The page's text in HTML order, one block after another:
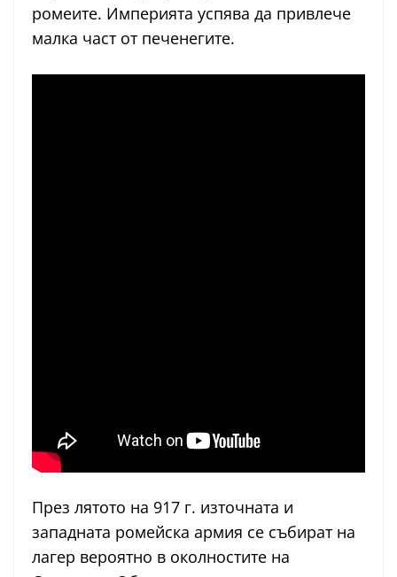
ромеите. Империята успява да привлече
малка част от печенегите.
През лятото на 917 г. източната и
западната ромейска армия се събират на
лагер вероятно в околностите на